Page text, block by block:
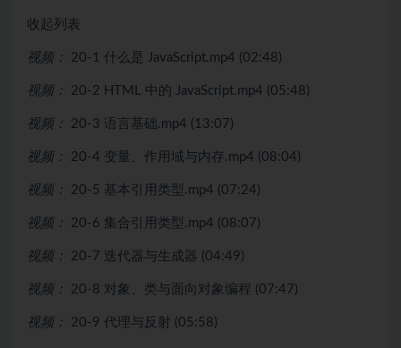
收起列表
视频： 20-1 什么是 JavaScript.mp4 (02:48)
视频： 20-2 HTML 中的 JavaScript.mp4 (05:48)
视频： 20-3 语言基础.mp4 (13:07)
视频： 20-4 变量、作用域与内存.mp4 (08:04)
视频： 20-5 基本引用类型.mp4 (07:24)
视频： 20-6 集合引用类型.mp4 (08:07)
视频： 20-7 迭代器与生成器 (04:49)
视频： 20-8 对象、类与面向对象编程 (07:47)
视频： 20-9 代理与反射 (05:58)